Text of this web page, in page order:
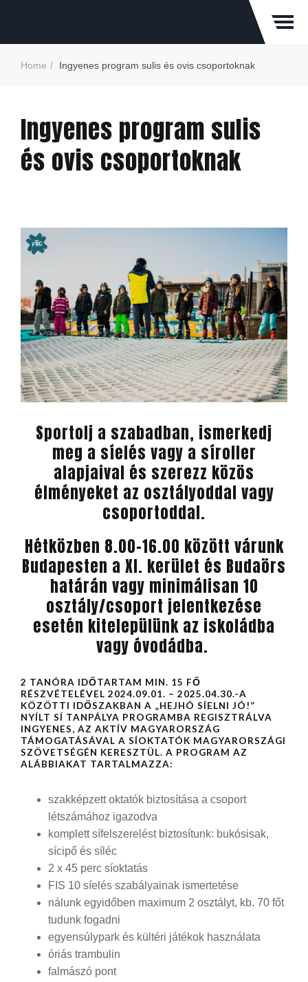
Home Ingyenes program sulis és ovis csoportoknak
Ingyenes program sulis
és ovis csoportoknak
Sportolj a szabadban, ismerkedj
meg a síelés vagy a síroller
alapjaival és szerezz közös
élményeket az osztályoddal vagy
csoportoddal.
Hétközben 8.00-16.00 között várunk
Budapesten a XI. kerület és Budaörs
határán vagy minimálisan 10
osztály/csoport jelentkezése
esetén kitelepülünk az iskoládba
vagy óvodádba.
2 TANÓRA IDŐTARTAM MIN. 15 FŐ
RÉSZVÉTELÉVEL 2024.09.01. – 2025.04.30.-A
KÖZÖTTI IDŐSZAKBAN A „HEJHÓ SÍELNI JÓ!”
NYÍLT SÍ TANPÁLYA PROGRAMBA REGISZTRÁLVA
INGYENES, AZ AKTÍV MAGYARORSZÁG
TÁMOGATÁSÁVAL A SÍOKTATÓK MAGYARORSZÁGI
SZÖVETSÉGÉN KERESZTÜL. A PROGRAM AZ
ALÁBBIAKAT TARTALMAZZA:
szakképzett oktatók biztosítása a csoport
létszámához igazodva
komplett sífelszerelést biztosítunk: bukósisak,
sícipő és síléc
2 x 45 perc síoktatás
FIS 10 síelés szabályainak ismertetése
nálunk egyidőben maximum 2 osztályt, kb. 70 főt
tudunk fogadni
egyensúlypark és kültéri játékok használata
óriás trambulin
falmászó pont